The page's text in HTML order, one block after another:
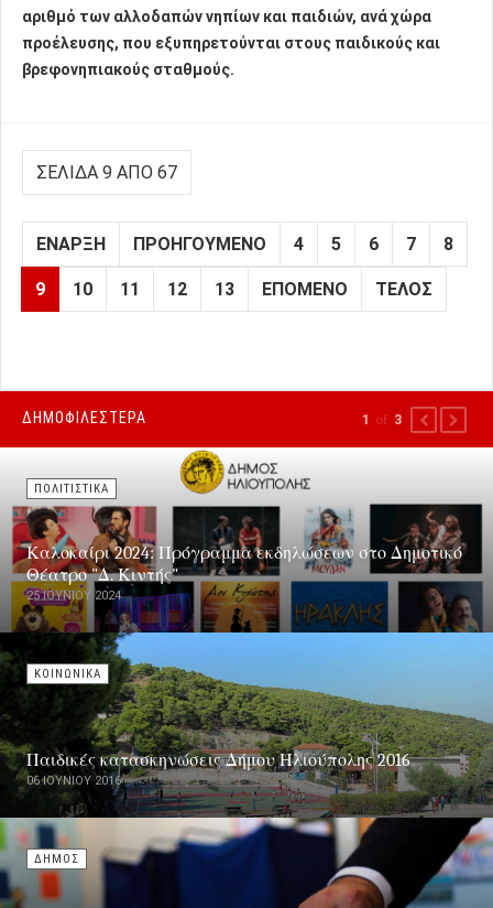
αριθμό των αλλοδαπών νηπίων και παιδιών, ανά χώρα
προέλευσης, που εξυπηρετούνται στους παιδικούς και
βρεφονηπιακούς σταθμούς.
ΣΕΛΊΔΑ 9 ΑΠΌ 67
ΈΝΑΡΞΗ ΠΡΟΗΓΟΎΜΕΝΟ 4 5 6 7 8
9 10 11 12 13 ΕΠΌΜΕΝΟ ΤΈΛΟΣ
ΔΗΜΟΦΙΛΕΣΤΕΡΑ
ΠΟΛΙΤΙΣΤΙΚΑ
Καλοκαίρι 2024: Πρόγραμμα εκδηλώσεων στο Δημοτικό
Θέατρο "Δ. Κιντής"
25 ΙΟΥΝΊΟΥ 2024
ΚΟΙΝΩΝΙΚΑ
Παιδικές κατασκηνώσεις Δήμου Ηλιούπολης 2016
06 ΙΟΥΝΊΟΥ 2016
ΔΗΜΟΣ
1 of 3 PREVIOUS
NEXT